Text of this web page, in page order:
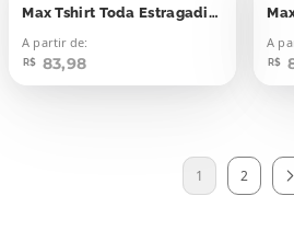
Max Tshirt Toda Estragadinha da Cabeça
A partir de:
R$ 83,98
A
R$
1 2